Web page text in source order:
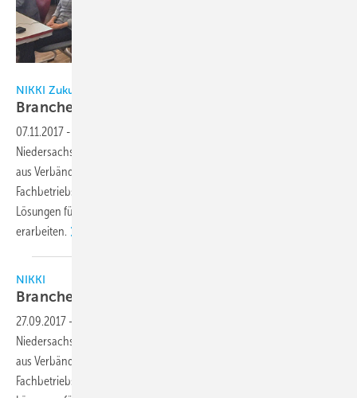
NIKKI Zukunftswerkstatt 2017 in Niedersachswerfen
Branche sucht
07.11.2017 -
Niedersachswerfen die erste Zukunftswerkstatt statt. 50 Teilnehmer
aus Verbänden und Industrie sowie eine Handvoll
Fachbetriebsinhaber besuchten die Veranstaltung mit dem Ziel,
Lösungen für die Beseitigung des Nachwuchsmangels zu
erarbeiten.
NIKKI
Branche sucht
27.09.2017 -
Niedersachswerfen die erste Zukunftswerkstatt statt. 50 Teilnehmer
aus Verbänden und Industrie sowie eine Handvoll
Fachbetriebsinhaber besuchten die Veranstaltung mit dem Ziel,